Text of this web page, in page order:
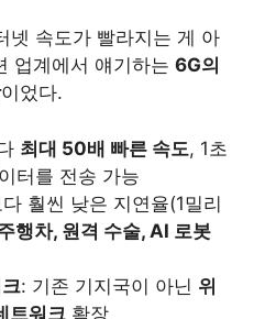
넷 속도가 빨라지는 게 아
업계에서 얘기하는 6G의
이었다.
최대 50배 빠른 속도, 1초
터를 전송 가능
훨씬 낮은 지연율(1밀리
행차, 원격 수술, AI 로봇
: 기존 기지국이 아닌 위
트워크 확장